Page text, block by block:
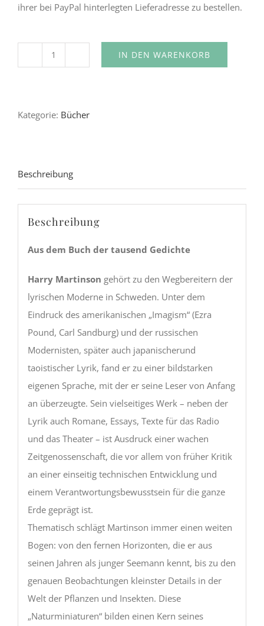
ihrer bei PayPal hinterlegten Lieferadresse zu bestellen.
Martinson
IN DEN WARENKORB
Kategorie: Bücher
Beschreibung
Beschreibung
Aus dem Buch der tausend Gedichte
Harry Martinson gehört zu den Wegbereitern der
lyrischen Moderne in Schweden. Unter dem
Eindruck des amerikanischen „Imagism“ (Ezra
Pound, Carl Sandburg) und der russischen
Modernisten, später auch japanischerund
taoistischer Lyrik, fand er zu einer bildstarken
eigenen Sprache, mit der er seine Leser von Anfang
an überzeugte. Sein vielseitiges Werk – neben der
Lyrik auch Romane, Essays, Texte für das Radio
und das Theater – ist Ausdruck einer wachen
Zeitgenossenschaft, die vor allem von früher Kritik
an einer einseitig technischen Entwicklung und
einem Verantwortungsbewusstsein für die ganze
Erde geprägt ist.
Thematisch schlägt Martinson immer einen weiten
Bogen: von den fernen Horizonten, die er aus
seinen Jahren als junger Seemann kennt, bis zu den
genauen Beobachtungen kleinster Details in der
Welt der Pflanzen und Insekten. Diese
„Naturminiaturen“ bilden einen Kern seines